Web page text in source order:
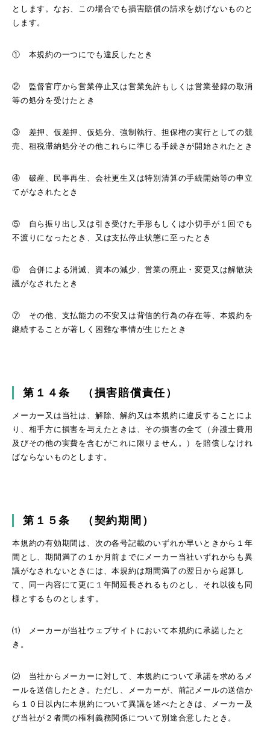
とします。なお、この場合でも損害賠償の請求を妨げないものと
します。
① 本規約の一つにでも違反したとき
② 監督官庁から営業停止又は営業免許もしくは営業登録の取消
等の処分を受けたとき
③ 差押、仮差押、仮処分、強制執行、担保権の実行としての競
売、租税滞納処分その他これらに準じる手続きが開始されたとき
④ 破産、民事再生、会社更生又は特別清算の手続開始等の申立
てがなされたとき
⑤ 自ら振り出し又は引き受けた手形もしくは小切手が１回でも
不渡りになったとき、又は支払停止状態に至ったとき
⑥ 合併による消滅、資本の減少、営業の廃止・変更又は解散決
議がなされたとき
⑦ その他、支払能力の不安又は背信的行為の存在等、本規約を
継続することが著しく困難な事情が生じたとき
第１４条 （損害賠償責任）
メーカー又は当社は、解除、解約又は本規約に違反することによ
り、相手方に損害を与えたときは、その損害の全て（弁護士費用
及びその他の実費を含むがこれに限りません。）を賠償しなけれ
ばならないものとします。
第１５条 （契約期間）
本規約の有効期間は、次の各号記載のいずれか早いときから１年
間とし、期間満了の１か月前までにメーカー当社いずれからも異
議がなされないときには、本規約は期間満了の翌日から起算し
て、同一内容にて更に１年間延長されるものとし、それ以後も同
様とするものとします。
⑴ メーカーが当社ウェブサイトにおいて本規約に承諾したと
き。
⑵ 当社からメーカーに対して、本規約について承諾を求めるメ
ールを送信したとき。ただし、メーカーが、前記メールの送信か
ら１０日以内に本規約について異議を述べたときは、メーカー及
び当社が２者間の権利義務関係について別途合意したとき。